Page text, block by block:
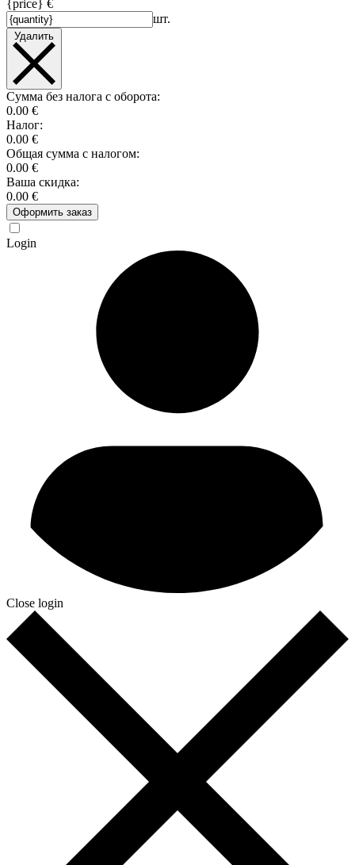
{price} €
шт.
Удалить
Сумма без налога с оборота:
0.00 €
Налог:
0.00 €
Общая сумма с налогом:
0.00 €
Ваша скидка:
0.00 €
Оформить заказ
Login
Close login